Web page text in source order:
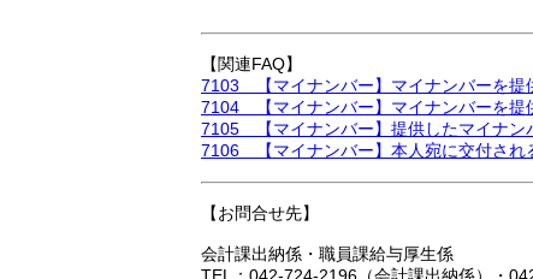
【関連FAQ】
7103 【マイナンバー】マイナンバーを提
7104 【マイナンバー】マイナンバーを提
7105 【マイナンバー】提供したマイナン
7106 【マイナンバー】本人宛に交付され
【お問合せ先】
会計課出納係・職員課給与厚生係